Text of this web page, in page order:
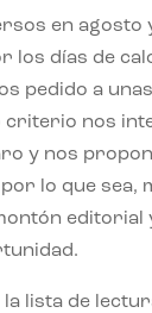
en
los días de
pedido a
criterio nos
y nos
por lo que sea,
editorial
la lista de